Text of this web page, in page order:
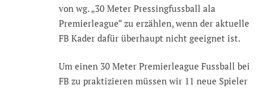
von wg. „30 Meter Pressingfussball ala
Premierleague“ zu erzählen, wenn der aktuelle
FB Kader dafür überhaupt nicht geeignet ist.
Um einen 30 Meter Premierleague Fussball bei
FB zu praktizieren müssen wir 11 neue Spieler